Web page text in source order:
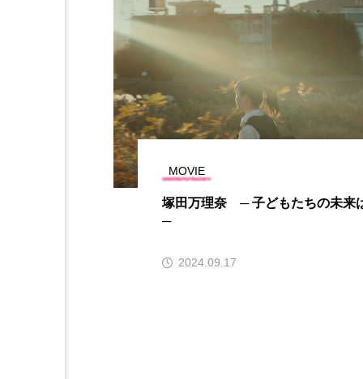
MOVIE
塚田万理奈 ─ 子どもたちの未来
─
2024.09.17